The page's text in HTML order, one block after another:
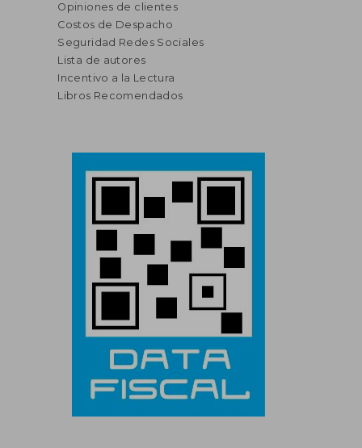
Opiniones de clientes
Costos de Despacho
Seguridad Redes Sociales
Lista de autores
Incentivo a la Lectura
Libros Recomendados